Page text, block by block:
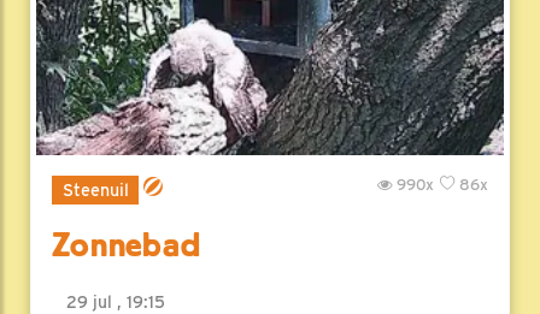
Steenuil 86x
990x
Zonnebad
29 jul , 19:15